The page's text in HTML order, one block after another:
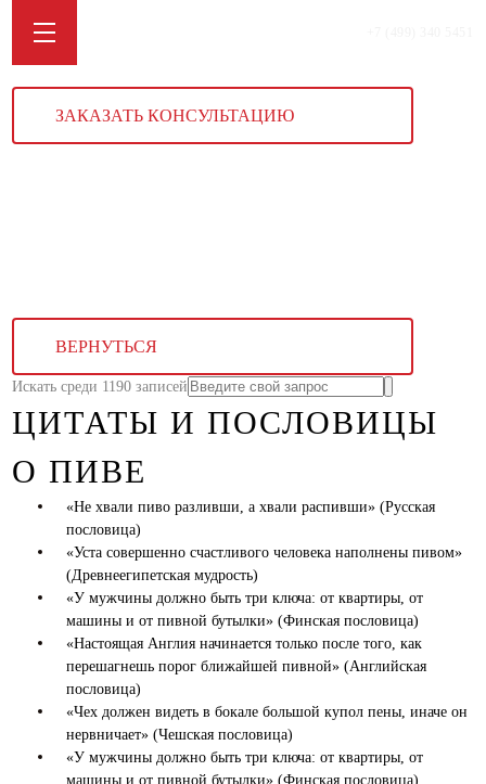
ЗАКАЗАТЬ КОНСУЛЬТАЦИЮ
ВЕРНУТЬСЯ
Искать среди 1190 записей
ЦИТАТЫ И ПОСЛОВИЦЫ
О ПИВЕ
«Не хвали пиво разливши, а хвали распивши» (Русская
пословица)
«Уста совершенно счастливого человека наполнены пивом»
(Древнеегипетская мудрость)
«У мужчины должно быть три ключа: от квартиры, от
машины и от пивной бутылки» (Финская пословица)
«Настоящая Англия начинается только после того, как
перешагнешь порог ближайшей пивной» (Английская
пословица)
«Чех должен видеть в бокале большой купол пены, иначе он
нервничает» (Чешская пословица)
«У мужчины должно быть три ключа: от квартиры, от
машины и от пивной бутылки» (Финская пословица)